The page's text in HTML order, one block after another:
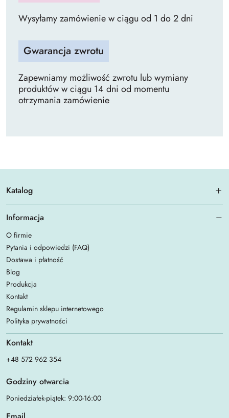
Wysyłamy zamówienie w ciągu od 1 do 2 dni
Gwarancja zwrotu
Zapewniamy możliwość zwrotu lub wymiany
produktów w ciągu 14 dni od momentu
otrzymania zamówienie
Katalog
Informacja
O firmie
Pytania i odpowiedzi (FAQ)
Dostawa i płatność
Blog
Produkcja
Kontakt
Regulamin sklepu internetowego
Polityka prywatności
Kontakt
+48 572 962 354
Godziny otwarcia
Poniedziałek-piątek: 9:00-16:00